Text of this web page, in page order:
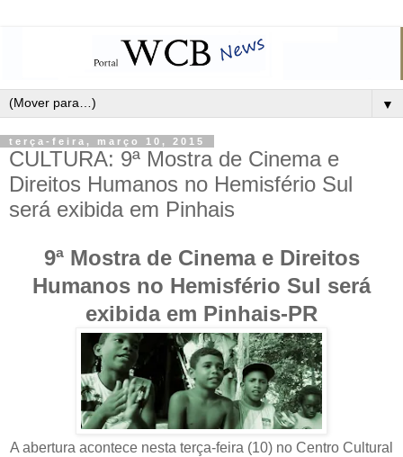
▼
terça-feira, março 10, 2015
CULTURA: 9ª Mostra de Cinema e
Direitos Humanos no Hemisfério Sul
será exibida em Pinhais
9ª Mostra de Cinema e Direitos
Humanos no Hemisfério Sul será
exibida em Pinhais-PR
A abertura acontece nesta terça-feira (10) no Centro Cultural